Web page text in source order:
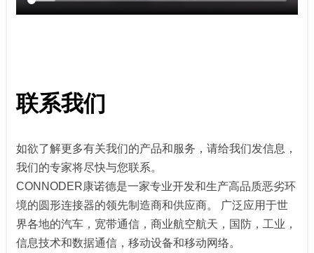
联系我们
如欲了解更多有关我们的产品和服务，请给我们发信息，
我们的专家将尽快与您联系。
CONNODER康诺德是一家专业开发和生产高品质恶劣环
境的圆形连接器的领先制造商和供应商。 广泛应用于世
界各地的汽车，宽带通信，商业航空航天，国防，工业，
信息技术和数据通信，移动设备和移动网络。